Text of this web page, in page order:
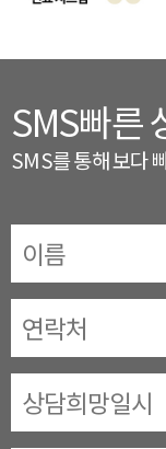
SMS빠른
SMS를 통해 보다